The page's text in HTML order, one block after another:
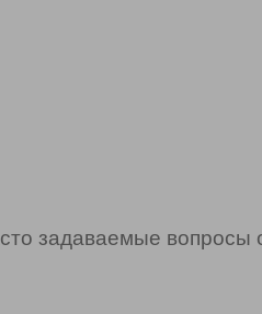
задаваемые вопросы